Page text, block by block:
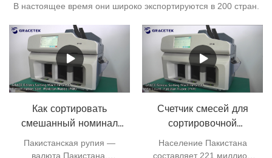
В настоящее время они широко экспортируются в 200 стран.
Как сортировать
смешанный номинал
пакистанских рупий?
Пакистанская рупия —
валюта Пакистана,
Счетчик смесей для
сортировочной
машины для
пакистанских рупий
Население Пакистана
составляет 221 миллион